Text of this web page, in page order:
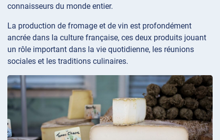
connaisseurs du monde entier.
La production de fromage et de vin est profondément
ancrée dans la culture française, ces deux produits jouant
un rôle important dans la vie quotidienne, les réunions
sociales et les traditions culinaires.